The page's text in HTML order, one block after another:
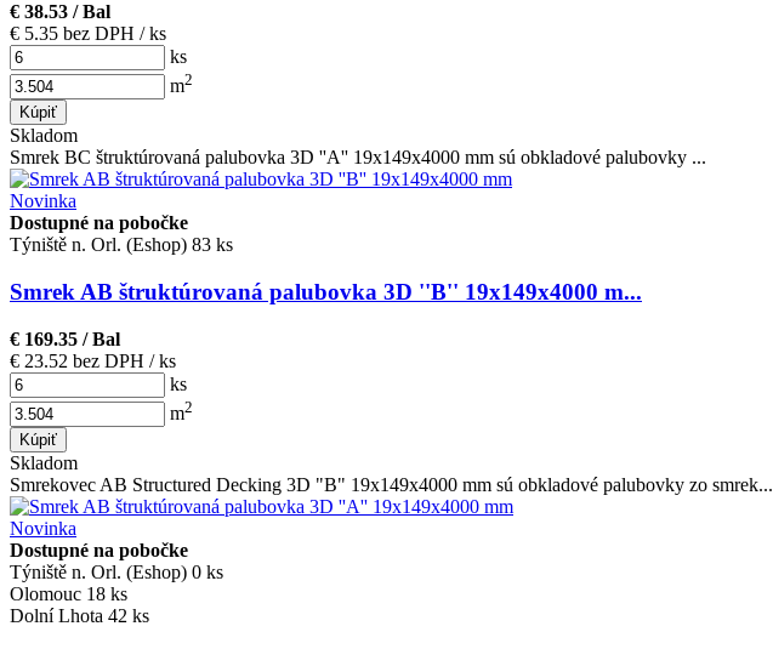
€ 38.53 / Bal
€ 5.35 bez DPH / ks
ks
m2
Kúpiť
Skladom
Smrek BC štruktúrovaná palubovka 3D ''A'' 19x149x4000 mm sú obkladové palubovky ...
Novinka
Dostupné na pobočke
Týniště n. Orl. (Eshop) 83 ks
Smrek AB štruktúrovaná palubovka 3D ''B'' 19x149x4000 m...
€ 169.35 / Bal
€ 23.52 bez DPH / ks
ks
m2
Kúpiť
Skladom
Smrekovec AB Structured Decking 3D "B" 19x149x4000 mm sú obkladové palubovky zo smrek...
Novinka
Dostupné na pobočke
Týniště n. Orl. (Eshop) 0 ks
Olomouc 18 ks
Dolní Lhota 42 ks